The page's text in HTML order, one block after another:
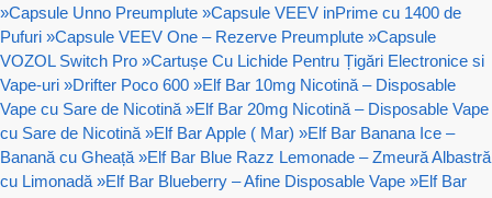
»Capsule Unno Preumplute »Capsule VEEV inPrime cu 1400 de
Pufuri »Capsule VEEV One – Rezerve Preumplute »Capsule
VOZOL Switch Pro »Cartușe Cu Lichide Pentru Țigări Electronice si
Vape-uri »Drifter Poco 600 »Elf Bar 10mg Nicotină – Disposable
Vape cu Sare de Nicotină »Elf Bar 20mg Nicotină – Disposable Vape
cu Sare de Nicotină »Elf Bar Apple ( Mar) »Elf Bar Banana Ice –
Banană cu Gheață »Elf Bar Blue Razz Lemonade – Zmeură Albastră
cu Limonadă »Elf Bar Blueberry – Afine Disposable Vape »Elf Bar